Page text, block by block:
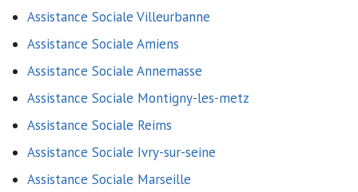
Assistance Sociale Villeurbanne
Assistance Sociale Amiens
Assistance Sociale Annemasse
Assistance Sociale Montigny-les-metz
Assistance Sociale Reims
Assistance Sociale Ivry-sur-seine
Assistance Sociale Marseille